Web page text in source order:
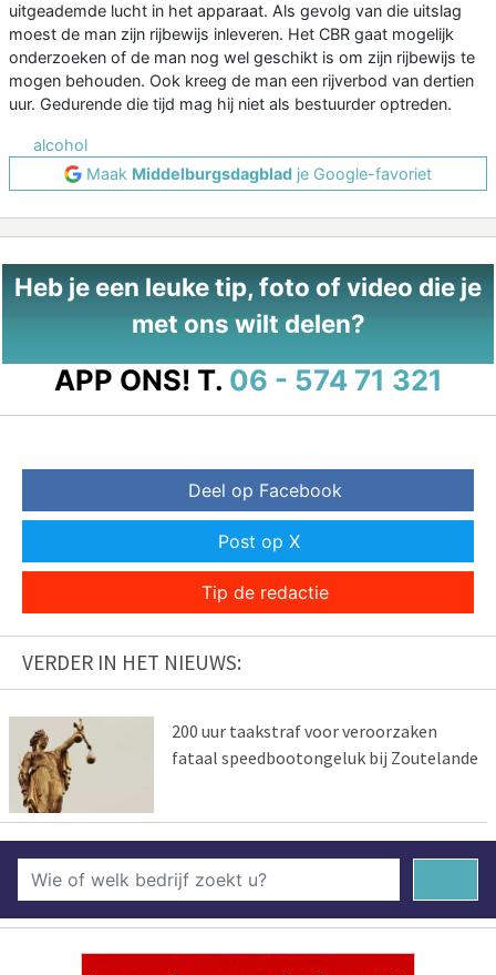
uitgeademde lucht in het apparaat. Als gevolg van die uitslag
moest de man zijn rijbewijs inleveren. Het CBR gaat mogelijk
onderzoeken of de man nog wel geschikt is om zijn rijbewijs te
mogen behouden. Ook kreeg de man een rijverbod van dertien
uur. Gedurende die tijd mag hij niet als bestuurder optreden.
alcohol
Maak Middelburgsdagblad je Google-favoriet
Heb je een leuke tip, foto of video die je
met ons wilt delen?
APP ONS! T. 06 - 574 71 321
Deel op Facebook
Post op X
Tip de redactie
VERDER IN HET NIEUWS:
200 uur taakstraf voor veroorzaken
fataal speedbootongeluk bij Zoutelande